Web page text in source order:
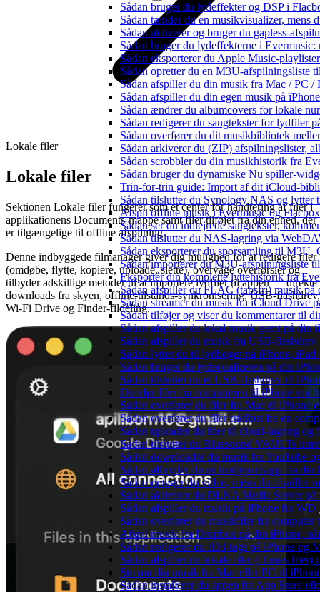
Sådan bruger du lydeffekter og DSP i
Sådan tænder du en musikvisualizer, mens
Sådan aktiverer og bruger du gapless-
Sådan bruger du lydeffekterne i
Sådan eksporterer du Apple Music-
Sådan opretter du en M3U-
Sådan afspiller du din musik fra Mac / PC
Sådan afspiller du din egen musik på
Sådan ændrer du albumcovers for lokale
Sådan redigerer du sangtekster for lydfiler
Sådan overfører du dit musikbibliotek
Sådan arkiverer du (ZIP) afspilningslister,
Sådan scrobbler du din musikhistorik fra
Sådan bruger du dynamiske Nu spiller-
Trin-for-trin guide: Import af dit iCloud-
Sådan tilslutter du Synology NAS og lytter
Afspil offline musik i Evermusic og
Sådan ser du indlejrede sangtekster,
Sådan tilslutter du NAS-lagring via
Sådan eksporterer du sporsamling til
Sådan importerer du M3U-afspilningsliste
Eksportér din komplette lyttehistorik fra
Sådan afspiller du FLAC (tabsfri) musik på
Sådan streamer du musik fra iCloud Drive
Sådan tilføjer og viser du kommentarer til
Sådan afspiller du lokal musik gemt på din
Sådan afspiller du musik fra USB-
Sådan lytter du til lydbøger på iPhone,
Sådan bruger du lydequalizeren på din
Sådan tilslutter du et USB-flashdrev til
Overfør filer fra computeren til iPhone
Sådan overfører du filer fra Mac til iPhone
Sådan overfører du filer trådløst fra en
Sådan uploader du filer til cloud-lagring
Sådan tilslutter du Bluesound VAULTs
Sådan downloader du musik fra YouTube
Sådan afbryder du en tredjepartsapp fra din
Sådan optager du video, mens du afspiller
Sådan aktiverer du DLNA Media Server
Sådan afspiller du musik på iPhone fra
Sådan overfører du musikfiler fra
Afspil musik fra Dropbox på din iPhone,
Sådan redigerer du ID3-tags på iPhone og
Sådan afspiller du lokale filer (iTunes-filer)
Stream din musik fra Mac eller PC til
Sådan installerer du appen fra App Store
Lokale filer
Lokale filer
Sektionen Lokale filer fungerer som et center for håndtering af filer i
applikationens Documents-mappe samt filer tilføjet fra din enhed, der
er tilgængelige til offline afspilning.
Denne indbyggede filmanager giver dig mulighed for at redigere filer
(omdøbe, flytte, kopiere, uploade, slette), overvåge overførsler og
tilbyder adskillige metoder til at importere lydfiler til appen — direkte
downloads fra skyen, offline-tilstands-synkronisering, USB-flashdrev,
Wi-Fi Drive og Finder-fildeling.